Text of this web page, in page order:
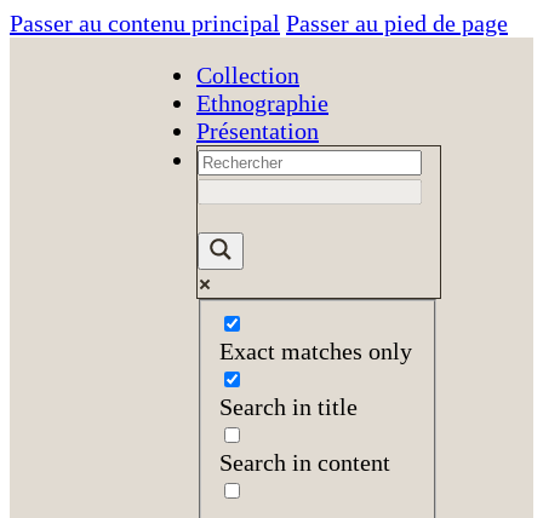
Passer au contenu principal Passer au pied de page
Collection
Ethnographie
Présentation
Exact matches only
Search in title
Search in content